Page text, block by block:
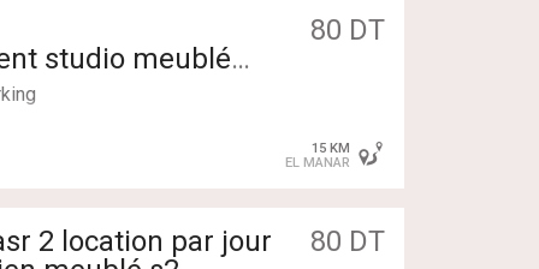
80 DT
15 KM
EL MANAR
2 location par jour
80 DT